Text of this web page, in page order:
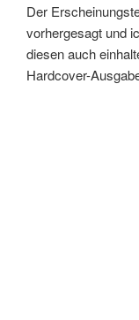
Der
vorhergesagt und
diesen auch
Hardcover-